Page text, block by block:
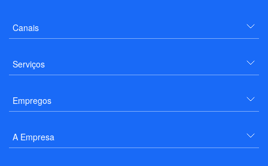
Canais
Serviços
Empregos
A Empresa